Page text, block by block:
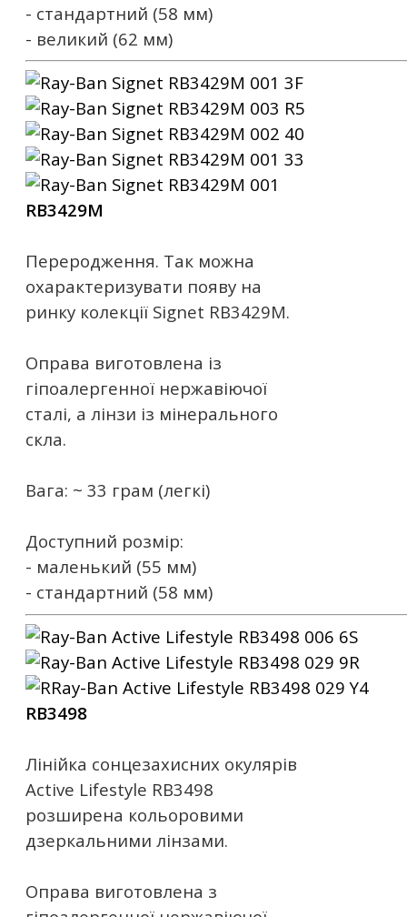
- стандартний (58 мм)
- великий (62 мм)
RB3429M
Переродження. Так можна
охарактеризувати появу на
ринку колекції Signet RB3429M.
Оправа виготовлена ​​із
гіпоалергенної нержавіючої
сталі, а лінзи із мінерального
скла.
Вага: ~ 33 грам (легкі)
Доступний розмір:
- маленький (55 мм)
- стандартний (58 мм)
RB3498
Лінійка сонцезахисних окулярів
Active Lifestyle RB3498
розширена кольоровими
дзеркальними лінзами.
Оправа виготовлена ​​з